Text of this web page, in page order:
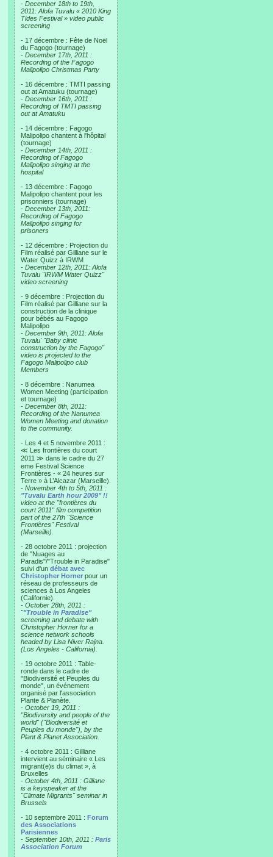
- December 18th to 19th,
2011: Alofa Tuvalu « 2010 King
Tides Festival » video public
screening
- 17 décembre : Fête de Noël
du Fagogo (tournage)
- December 17th, 2011 :
Recording of the Fagogo
Malipolipo Christmas Party
- 16 décembre : TMTI passing
out at Amatuku (tournage)
- December 16th, 2011 :
Recording of TMTI passing
out at Amatuku
- 14 décembre : Fagogo
Malipolipo chantent à l'hôpital
(tournage)
- December 14th, 2011 :
Recording of Fagogo
Malipolipo singing at the
hospital
- 13 décembre : Fagogo
Malipolipo chantent pour les
prisonniers (tournage)
- December 13th, 2011:
Recording of Fagogo
Malipolipo singing for
prisoners
- 12 décembre : Projection du
Film réalisé par Gilliane sur le
Water Quizz à IRWM
- December 12th, 2011: Alofa
Tuvalu "IRWM Water Quizz"
video screening
- 9 décembre : Projection du
Film réalisé par Gilliane sur la
construction de la clinique
pour bébés au Fagogo
Malipolipo
- December 9th, 2011: Alofa
Tuvalu' "Baby clinic
construction by the Fagogo"
video is projected to the
Fagogo Malipolipo club
Members
- 8 décembre : Nanumea
Women Meeting (participation
et tournage)
- December 8th, 2011:
Recording of the Nanumea
Women Meeting and donation
to the community.
- Les 4 et 5 novembre 2011 :
≪ Les frontières du court
2011 ≫ dans le cadre du 27
eme Festival Science
Frontières - « 24 heures sur
Terre » à L’Alcazar (Marseille).
- November 4th to 5th, 2011 :
"Tuvalu Earth hour 2009" !!
video at the "frontières du
court 2011" film competition
part of the 27th "Science
Frontières" Festival
(Marseille).
- 28 octobre 2011 : projection
de "Nuages au
Paradis"/"Trouble in Paradise"
suivi d'un débat avec
Christopher Horner pour un
réseau de professeurs de
sciences à Los Angeles
(Californie).
- October 28th, 2011 :
""Trouble in Paradise"
screening and debate with
Christopher Horner for a
science network schools
headed by Lisa Niver Rajna.
(Los Angeles - California).
- 19 octobre 2011 : Table-
ronde dans le cadre de
"Biodiversité et Peuples du
monde", un événement
organisé par l'association
Plante & Planète.
- October 19, 2011 :
"Biodiversity and people of the
world" ("Biodiversité et
Peuples du monde"), by the
Plant & Planet Association.
- 4 octobre 2011 : Gilliane
intervient au séminaire « Les
migrant(e)s du climat », à
Bruxelles
- October 4th, 2011 : Gilliane
is a keyspeaker at the
"Climate Migrants" seminar in
Brussels
- 10 septembre 2011 : Forum
des Associations
Parisiennes
- September 10th, 2011 : Paris
Association Forum